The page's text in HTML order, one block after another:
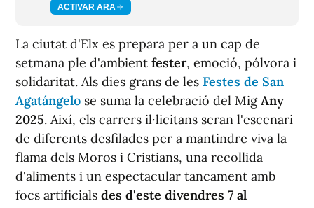
ACTIVAR ARA
La ciutat d'Elx es prepara per a un cap de
setmana ple d'ambient fester, emoció, pólvora i
solidaritat. Als dies grans de les Festes de San
Agatángelo se suma la celebració del MigAny
2025. Així, els carrers il·licitans seran l'escenari
de diferents desfilades per a mantindre viva la
flama dels Moros i Cristians, una recollida
d'aliments i un espectacular tancament amb
focs artificials des d'este divendres 7 al